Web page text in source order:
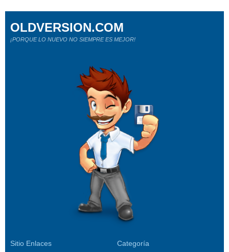
Sitio Enlaces Categoría
OLDVERSION.COM
¡PORQUE LO NUEVO NO SIEMPRE ES MEJOR!